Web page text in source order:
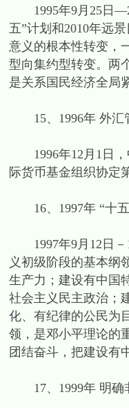
1995年9月25日
五”计划和2010年远
意义的根本性转变，
型向集约型转变。两
是关系国民经济全局
15、1996年 外汇
1996年12月1日，
际货币基金组织协定
16、1997年 “十五
1997年9月12日－
义初级阶段的基本纲
生产力；建设有中国
社会主义民主政治；
化、有纪律的公民为
领，是邓小平理论的
团结奋斗，把建设有
17、1999年 明确